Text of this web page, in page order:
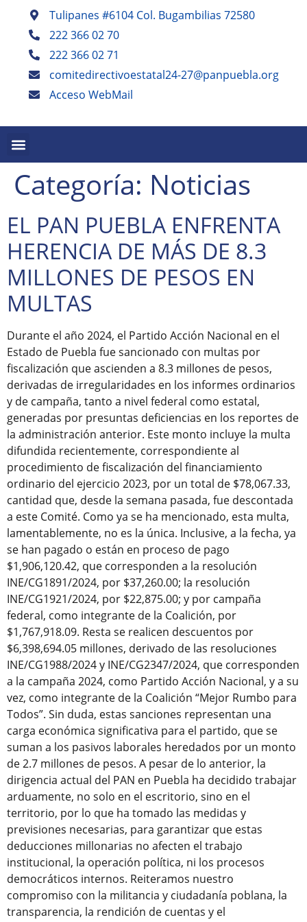
Tulipanes #6104 Col. Bugambilias 72580
222 366 02 70
222 366 02 71
comitedirectivoestatal24-27@panpuebla.org
Acceso WebMail
Categoría: Noticias
EL PAN PUEBLA ENFRENTA
HERENCIA DE MÁS DE 8.3
MILLONES DE PESOS EN
MULTAS
Durante el año 2024, el Partido Acción Nacional en el
Estado de Puebla fue sancionado con multas por
fiscalización que ascienden a 8.3 millones de pesos,
derivadas de irregularidades en los informes ordinarios
y de campaña, tanto a nivel federal como estatal,
generadas por presuntas deficiencias en los reportes de
la administración anterior. Este monto incluye la multa
difundida recientemente, correspondiente al
procedimiento de fiscalización del financiamiento
ordinario del ejercicio 2023, por un total de $78,067.33,
cantidad que, desde la semana pasada, fue descontada
a este Comité. Como ya se ha mencionado, esta multa,
lamentablemente, no es la única. Inclusive, a la fecha, ya
se han pagado o están en proceso de pago
$1,906,120.42, que corresponden a la resolución
INE/CG1891/2024, por $37,260.00; la resolución
INE/CG1921/2024, por $22,875.00; y por campaña
federal, como integrante de la Coalición, por
$1,767,918.09. Resta se realicen descuentos por
$6,398,694.05 millones, derivado de las resoluciones
INE/CG1988/2024 y INE/CG2347/2024, que corresponden
a la campaña 2024, como Partido Acción Nacional, y a su
vez, como integrante de la Coalición “Mejor Rumbo para
Todos”. Sin duda, estas sanciones representan una
carga económica significativa para el partido, que se
suman a los pasivos laborales heredados por un monto
de 2.7 millones de pesos. A pesar de lo anterior, la
dirigencia actual del PAN en Puebla ha decidido trabajar
arduamente, no solo en el escritorio, sino en el
territorio, por lo que ha tomado las medidas y
previsiones necesarias, para garantizar que estas
deducciones millonarias no afecten el trabajo
institucional, la operación política, ni los procesos
democráticos internos. Reiteramos nuestro
compromiso con la militancia y ciudadanía poblana, la
transparencia, la rendición de cuentas y el